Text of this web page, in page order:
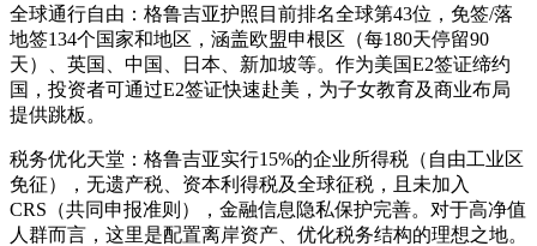
全球通行自由：格鲁吉亚护照目前排名全球第43位，免签/落
地签134个国家和地区，涵盖欧盟申根区（每180天停留90
天）、英国、中国、日本、新加坡等。作为美国E2签证缔约
国，投资者可通过E2签证快速赴美，为子女教育及商业布局
提供跳板。
税务优化天堂：格鲁吉亚实行15%的企业所得税（自由工业区
免征），无遗产税、资本利得税及全球征税，且未加入
CRS（共同申报准则），金融信息隐私保护完善。对于高净值
人群而言，这里是配置离岸资产、优化税务结构的理想之地。